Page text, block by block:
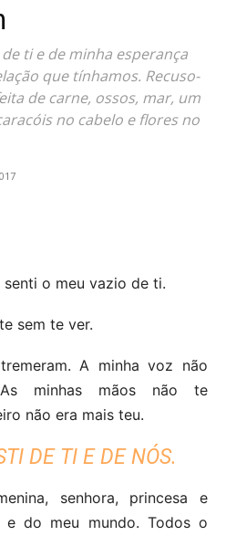
ti e de minha esperança
que tínhamos. Recuso-
de carne, ossos, mar, um
no cabelo e flores no
senti o meu vazio de ti.
sem te ver.
A minha voz não
minhas mãos não te
não era mais teu.
DE TI E DE NÓS.
senhora, princesa e
e do meu mundo. Todos o